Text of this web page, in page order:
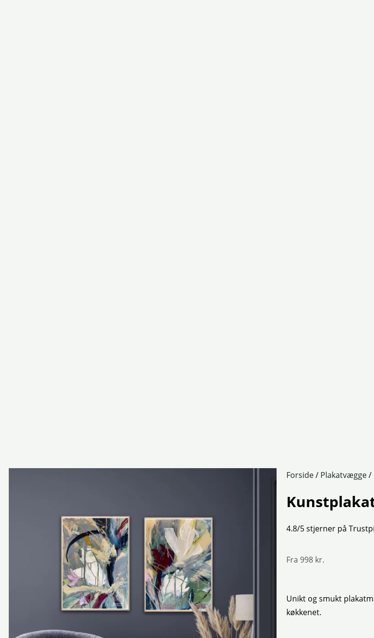
Forside/ Plakatvægge/
4.8/5 stjerner på
Fra 998 kr.
Unikt og smukt
køkkenet.